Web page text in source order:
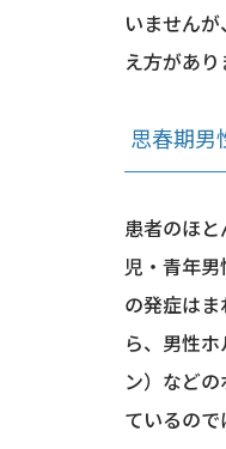
いません
え方があり
思春期男
患者のほ
児・青年
の発症は
ら、男性
ン）など
ているの